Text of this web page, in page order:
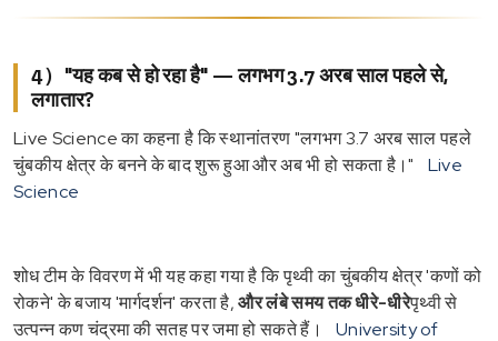
4）"यह कब से हो रहा है" — लगभग 3.7 अरब साल पहले से,
लगातार?
Live Science का कहना है कि स्थानांतरण "लगभग 3.7 अरब साल पहले
चुंबकीय क्षेत्र के बनने के बाद शुरू हुआ और अब भी हो सकता है।"
Live
Science
शोध टीम के विवरण में भी यह कहा गया है कि पृथ्वी का चुंबकीय क्षेत्र 'कणों को
रोकने' के बजाय 'मार्गदर्शन' करता है,और लंबे समय तक धीरे-धीरेपृथ्वी से
उत्पन्न कण चंद्रमा की सतह पर जमा हो सकते हैं।
University of